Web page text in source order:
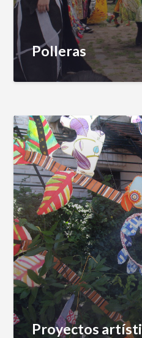
Polleras
Proyectos